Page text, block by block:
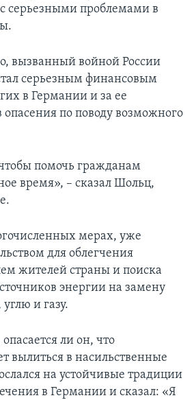
с серьезными проблемами в
вызванный войной России
серьезным финансовым
в Германии и за ее
по поводу возможного
помочь гражданам
время», – сказал Шольц,
мерах, уже
для облегчения
жителей страны и поиска
энергии на замену
и газу.
ли он, что
вылиться в насильственные
на устойчивые традиции
в Германии и сказал: «Я